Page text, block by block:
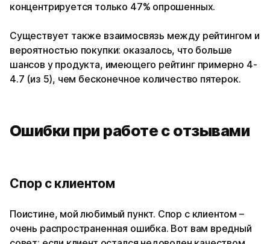
концентрируется только 47% опрошенных.
Существует также взаимосвязь между рейтингом и
вероятностью покупки: оказалось, что больше
шансов у продукта, имеющего рейтинг примерно 4-
4.7 (из 5), чем бесконечное количество пятерок.
Ошибки при работе с отзывами
Спор с клиентом
Поистине, мой любимый пункт. Спор с клиентом –
очень распространенная ошибка. Вот вам вредный